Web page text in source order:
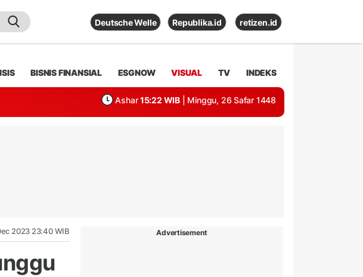
Deutsche Welle Republika.id retizen.id
BISNIS FINANSIAL ESGNOW VISUAL TV INDEKS
Ashar 15:22 WIB | Minggu, 26 Safar 1448
2023 23:40 WIB Advertisement